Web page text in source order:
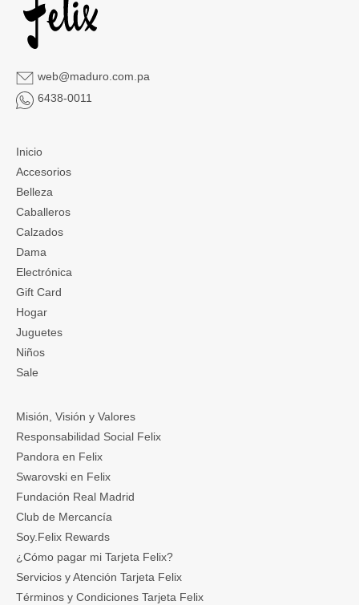
web@maduro.com.pa
6438-0011
Inicio
Accesorios
Belleza
Caballeros
Calzados
Dama
Electrónica
Gift Card
Hogar
Juguetes
Niños
Sale
Misión, Visión y Valores
Responsabilidad Social Felix
Pandora en Felix
Swarovski en Felix
Fundación Real Madrid
Club de Mercancía
Soy.Felix Rewards
¿Cómo pagar mi Tarjeta Felix?
Servicios y Atención Tarjeta Felix
Términos y Condiciones Tarjeta Felix